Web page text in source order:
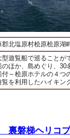
郡北塩原村桧原桧原湖
型遊覧船で巡ることが
のほか、島めぐり、30
付～桧原ホテルの４つ
覧を利用したハイキン
裏磐梯ヘリコ